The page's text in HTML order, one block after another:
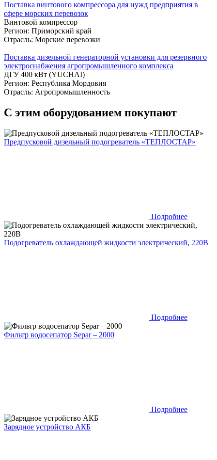
Поставка винтового компрессора для нужд предприятия в
сфере морских перевозок
Винтовой компрессор
Регион: Приморский край
Отрасль: Морские перевозки
Поставка дизельной генераторной установки для резервного
электроснабжения агропромышленного комплекса
ДГУ 400 кВт (YUCHAI)
Регион: Республика Мордовия
Отрасль: Агропромышленность
С этим оборудованием покупают
Предпусковой дизельный подогреватель «ТЕПЛОСТАР»
Подробнее
Подогреватель охлаждающей жидкости электрический, 220В
Подробнее
Фильтр водосепатор Separ – 2000
Подробнее
Зарядное устройство АКБ